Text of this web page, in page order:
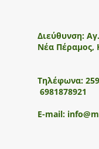
Διεύθυνση:
Νέα Πέραμος,
Τηλέφωνα:
6981878921
E-mail: